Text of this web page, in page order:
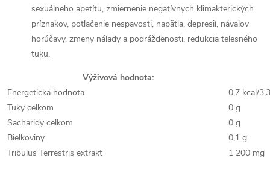
sexuálneho apetítu, zmiernenie negatívnych klimakterických
príznakov, potlačenie nespavosti, napätia, depresií, návalov
horúčavy, zmeny nálady a podráždenosti, redukcia telesného
tuku.
Výživová hodnota:
Energetická hodnota
0,7 kcal/
Tuky celkom
0 g
Sacharidy celkom
0 g
Bielkoviny
0,1 g
Tribulus Terrestris extrakt
1 200 mg